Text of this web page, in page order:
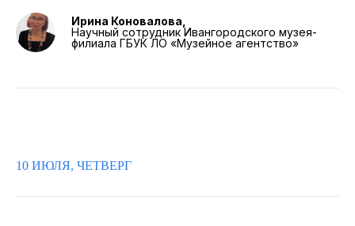
Ирина Коновалова,
Научный сотрудник Ивангородского музея-
филиала ГБУК ЛО «Музейное агентство»
10 ИЮЛЯ, ЧЕТВЕРГ